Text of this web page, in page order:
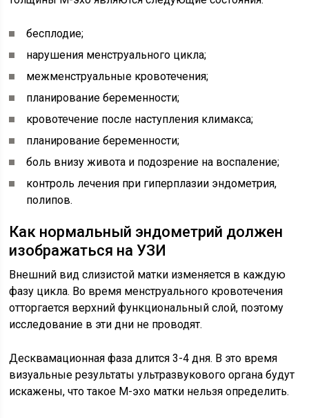
бесплодие;
нарушения менструального цикла;
межменструальные кровотечения;
планирование беременности;
кровотечение после наступления климакса;
планирование беременности;
боль внизу живота и подозрение на воспаление;
контроль лечения при гиперплазии эндометрия,
полипов.
Как нормальный эндометрий должен
изображаться на УЗИ
Внешний вид слизистой матки изменяется в каждую
фазу цикла. Во время менструального кровотечения
отторгается верхний функциональный слой, поэтому
исследование в эти дни не проводят.
Десквамационная фаза длится 3-4 дня. В это время
визуальные результаты ультразвукового органа будут
искажены, что такое М-эхо матки нельзя определить.